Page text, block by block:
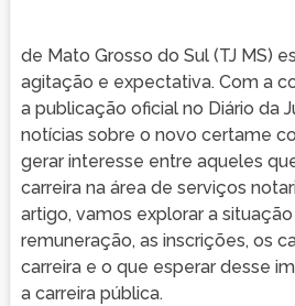
de Mato Grosso do Sul (TJ MS)
agitação e expectativa. Com a
a publicação oficial no Diário da
notícias sobre o novo certame
gerar interesse entre aqueles
carreira na área de serviços
artigo, vamos explorar a
remuneração, as inscrições, os
carreira e o que esperar desse
a carreira pública.